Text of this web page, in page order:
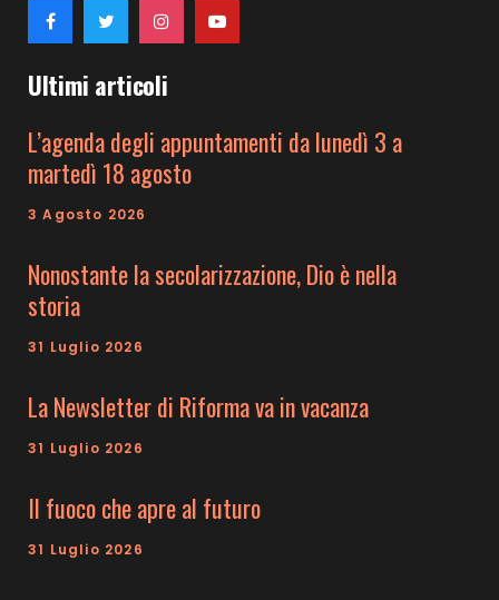
Ultimi articoli
L’agenda degli appuntamenti da lunedì 3 a
martedì 18 agosto
3 Agosto 2026
Nonostante la secolarizzazione, Dio è nella
storia
31 Luglio 2026
La Newsletter di Riforma va in vacanza
31 Luglio 2026
Il fuoco che apre al futuro
31 Luglio 2026